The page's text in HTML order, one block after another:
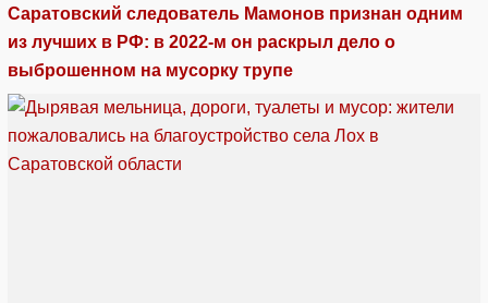
Саратовский следователь Мамонов признан одним
из лучших в РФ: в 2022-м он раскрыл дело о
выброшенном на мусорку трупе